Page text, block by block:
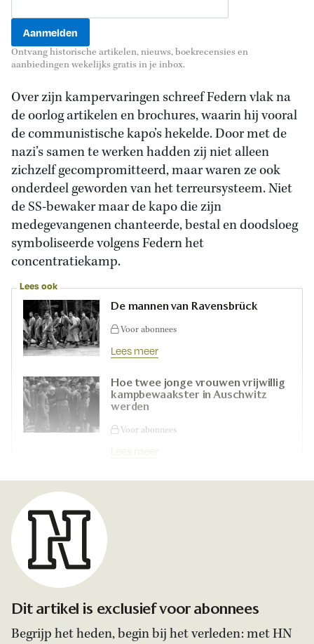
Ontvang historische artikelen, nieuws, boekrecensies en
aanbiedingen wekelijks gratis in je inbox.
Over zijn kampervaringen schreef Federn vlak na
de oorlog artikelen en brochures, waarin hij vooral
de communistische kapo’s hekelde. Door met de
nazi’s samen te werken hadden zij niet alleen
zichzelf gecompromitteerd, maar waren ze ook
onderdeel geworden van het terreursysteem. Niet
de SS-bewaker maar de kapo die zijn
medegevangenen chanteerde, bestal en doodsloeg
symboliseerde volgens Federn het
concentratiekamp.
Lees ook
De mannen van Ravensbrück
Voor abonnees
Lees meer
Hoe twee jonge vrouwen vrijwillig
kampbewaakster in Auschwitz
werden
Voor abonnees
Lees meer
Dit artikel is exclusief voor abonnees
Begrijp het heden, begin bij het verleden: met HN